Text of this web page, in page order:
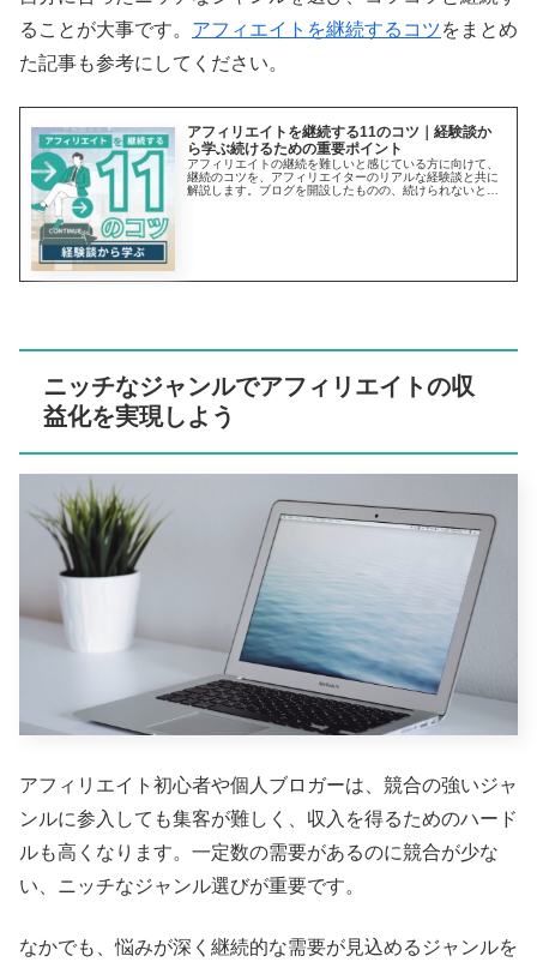
ることが大事です。 アフィエイトを継続するコツをまとめ
た記事も参考にしてください。
アフィリエイトを継続する11のコツ｜経験談か
ら学ぶ続けるための重要ポイント
アフィリエイトの継続を難しいと感じている方に向けて、
継続のコツを、アフィリエイターのリアルな経験談と共に
解説します。ブログを開設したものの、続けられないと悩
ニッチなジャンルでアフィリエイトの収
益化を実現しよう
アフィリエイト初心者や個人ブロガーは、競合の強いジャ
ンルに参入しても集客が難しく、収入を得るためのハード
ルも高くなります。一定数の需要があるのに競合が少な
い、ニッチなジャンル選びが重要です。
なかでも、悩みが深く継続的な需要が見込めるジャンルを